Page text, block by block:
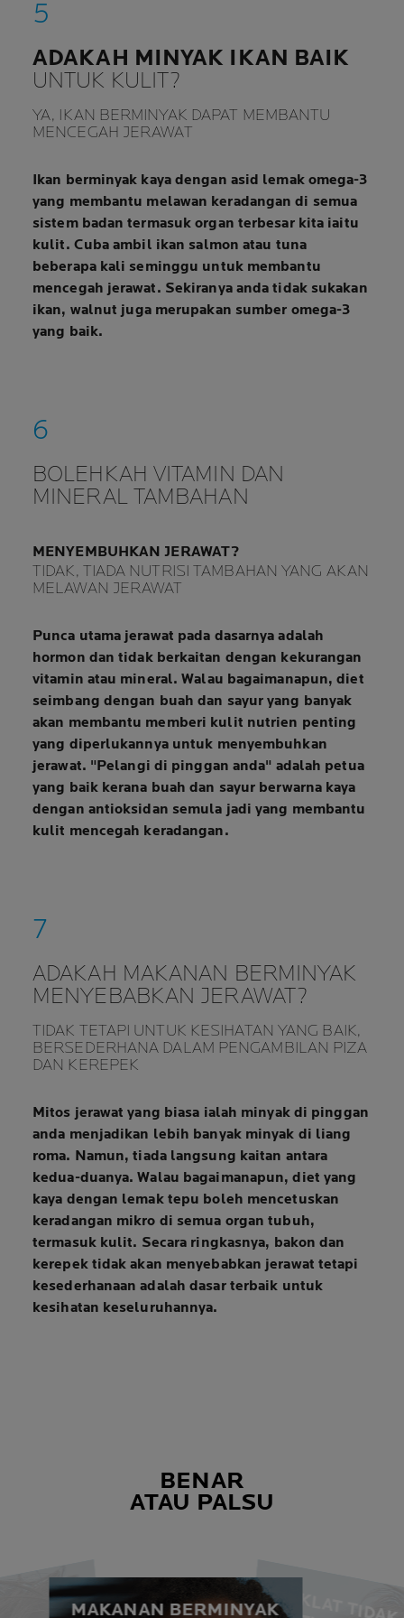
ADAKAH MINYAK IKAN BAIK
UNTUK KULIT?
YA, IKAN BERMINYAK DAPAT MEMBANTU
MENCEGAH JERAWAT
Ikan berminyak kaya dengan asid lemak omega-3
yang membantu melawan keradangan di semua
sistem badan termasuk organ terbesar kita iaitu
kulit. Cuba ambil ikan salmon atau tuna
beberapa kali seminggu untuk membantu
mencegah jerawat. Sekiranya anda tidak sukakan
ikan, walnut juga merupakan sumber omega-3
yang baik.
BOLEHKAH VITAMIN DAN
MINERAL TAMBAHAN
MENYEMBUHKAN JERAWAT?
TIDAK, TIADA NUTRISI TAMBAHAN YANG AKAN
MELAWAN JERAWAT
Punca utama jerawat pada dasarnya adalah
hormon dan tidak berkaitan dengan kekurangan
vitamin atau mineral. Walau bagaimanapun, diet
seimbang dengan buah dan sayur yang banyak
akan membantu memberi kulit nutrien penting
yang diperlukannya untuk menyembuhkan
jerawat. "Pelangi di pinggan anda" adalah petua
yang baik kerana buah dan sayur berwarna kaya
dengan antioksidan semula jadi yang membantu
kulit mencegah keradangan.
ADAKAH MAKANAN BERMINYAK
MENYEBABKAN JERAWAT?
TIDAK TETAPI UNTUK KESIHATAN YANG BAIK,
BERSEDERHANA DALAM PENGAMBILAN PIZA
DAN KEREPEK
Mitos jerawat yang biasa ialah minyak di pinggan
anda menjadikan lebih banyak minyak di liang
roma. Namun,tiada langsung kaitan antara
kedua-duanya. Walau bagaimanapun, diet yang
kaya dengan lemak tepu boleh mencetuskan
keradangan mikro di semua organ tubuh,
termasuk kulit. Secara ringkasnya, bakon dan
kerepek tidak akan menyebabkan jerawat tetapi
kesederhanaan adalah dasar terbaik untuk
kesihatan keseluruhannya.
BENAR
ATAU PALSU
MAKANAN BERMINYAK